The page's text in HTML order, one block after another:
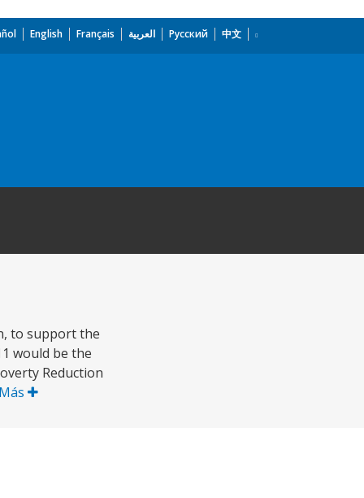
English Français العربية Русский 中文
to support the
would be the
Reduction